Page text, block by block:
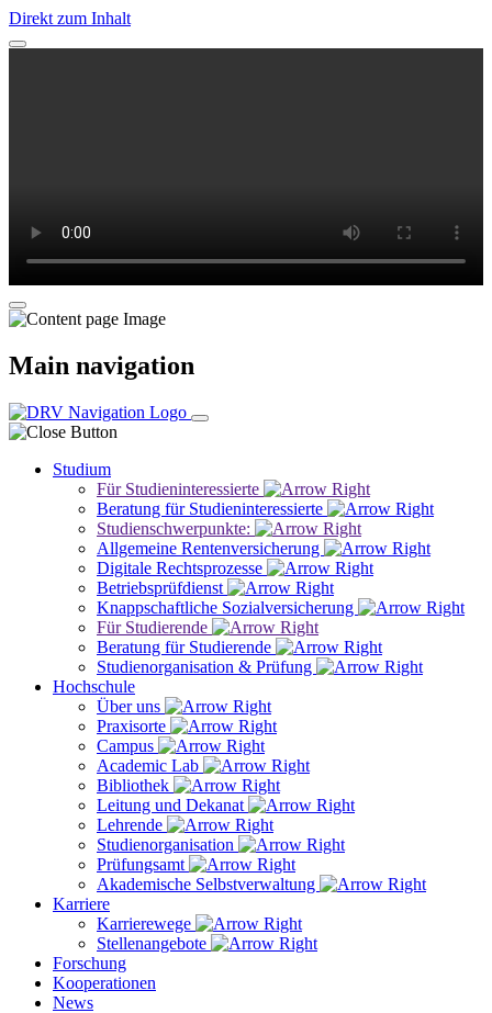
Direkt zum Inhalt
Main navigation
Studium
Für Studieninteressierte
Beratung für Studieninteressierte
Studienschwerpunkte:
Allgemeine Rentenversicherung
Digitale Rechtsprozesse
Betriebsprüfdienst
Knappschaftliche Sozialversicherung
Für Studierende
Beratung für Studierende
Studienorganisation & Prüfung
Hochschule
Über uns
Praxisorte
Campus
Academic Lab
Bibliothek
Leitung und Dekanat
Lehrende
Studienorganisation
Prüfungsamt
Akademische Selbstverwaltung
Karriere
Karrierewege
Stellenangebote
Forschung
Kooperationen
News